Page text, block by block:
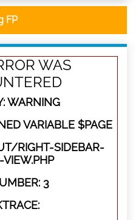
FP
WAS
WARNING
VARIABLE $PAGE
RIGHT-SIDEBAR-
3